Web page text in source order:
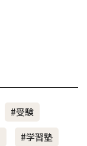
#受験
#学習塾